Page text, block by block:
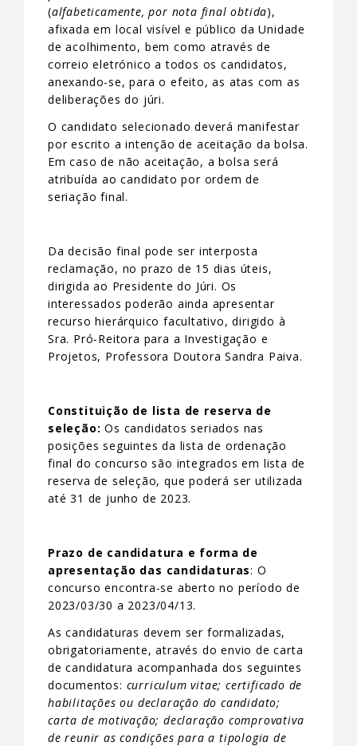
(alfabeticamente, por nota final obtida),
afixada em local visível e público da Unidade
de acolhimento, bem como através de
correio eletrónico a todos os candidatos,
anexando-se, para o efeito, as atas com as
deliberações do júri.
O candidato selecionado deverá manifestar
por escrito a intenção de aceitação da bolsa.
Em caso de não aceitação, a bolsa será
atribuída ao candidato por ordem de
seriação final.
Da decisão final pode ser interposta
reclamação, no prazo de 15 dias úteis,
dirigida ao Presidente do Júri. Os
interessados poderão ainda apresentar
recurso hierárquico facultativo, dirigido à
Sra. Pró-Reitora para a Investigação e
Projetos, Professora Doutora Sandra Paiva.
Constituição de lista de reserva de
seleção:Os candidatos seriados nas
posições seguintes da lista de ordenação
final do concurso são integrados em lista de
reserva de seleção, que poderá ser utilizada
até 31 de junho de 2023.
Prazo de candidatura e forma de
apresentação das candidaturas: O
concurso encontra-se aberto no período de
2023/03/30 a 2023/04/13.
As candidaturas devem ser formalizadas,
obrigatoriamente, através do envio de carta
de candidatura acompanhada dos seguintes
documentos: curriculum vitae; certificado de
habilitações ou declaração do candidato;
carta de motivação; declaração comprovativa
de reunir as condições para a tipologia de